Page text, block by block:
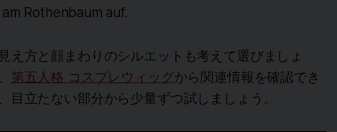
Rothenbaum auf.
え方と顔まわりのシルエットも考えて選びましょ
第五人格 コスプレウィッグから関連情報を確認でき
立たない部分から少量ずつ試しましょう。